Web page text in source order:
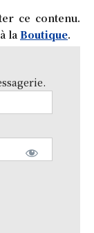
ce contenu.
la Boutique.